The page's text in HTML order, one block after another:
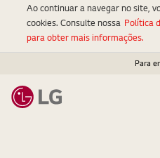
Para
Ao continuar a navegar no site,
cookies. Consulte nossa Política
para obter mais informações.